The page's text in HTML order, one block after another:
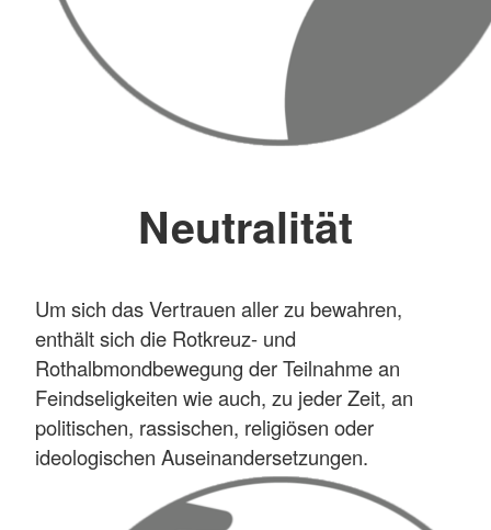
Neutralität
Um sich das Vertrauen aller zu bewahren,
enthält sich die Rotkreuz- und
Rothalbmondbewegung der Teilnahme an
Feindseligkeiten wie auch, zu jeder Zeit, an
politischen, rassischen, religiösen oder
ideologischen Auseinandersetzungen.